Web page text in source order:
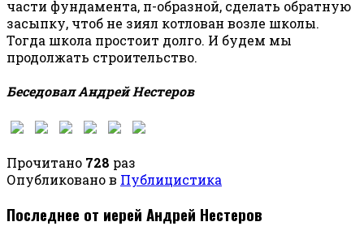
части фундамента, п-образной, сделать обратную
засыпку, чтоб не зиял котлован возле школы.
Тогда школа простоит долго. И будем мы
продолжать строительство.
Беседовал Андрей Нестеров
Прочитано 728 раз
Опубликовано в Публицистика
Последнее от иерей Андрей Нестеров